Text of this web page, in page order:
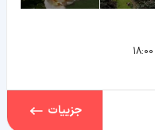
جزییات